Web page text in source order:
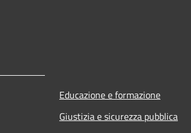
Educazione e formazione
Giustizia e sicurezza pubblica